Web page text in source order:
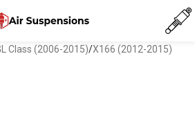
Class (2006-2015)/X166 (2012-2015)